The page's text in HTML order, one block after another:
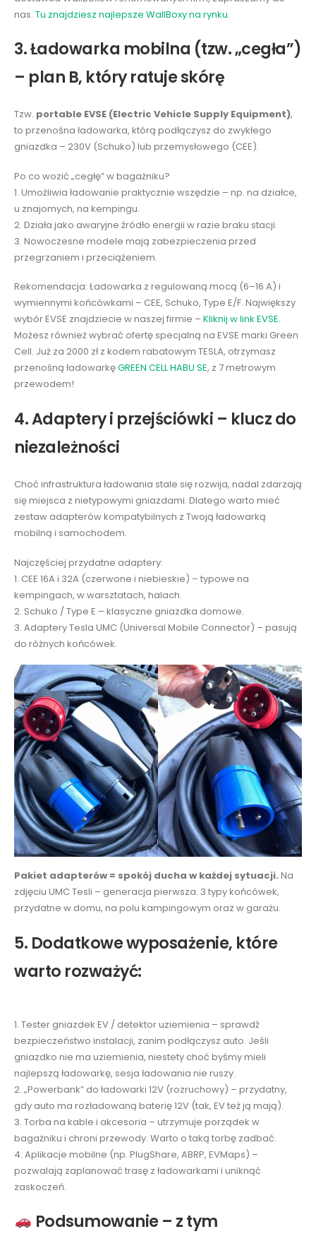
nas. Tu znajdziesz najlepsze WallBoxy na rynku.
3. Ładowarka mobilna (tzw. „cegła”)
– plan B, który ratuje skórę
Tzw. portable EVSE (Electric Vehicle Supply Equipment),
to przenośna ładowarka, którą podłączysz do zwykłego
gniazdka – 230V (Schuko) lub przemysłowego (CEE).
Po co wozić „cegłę” w bagażniku?
1. Umożliwia ładowanie praktycznie wszędzie – np. na działce,
u znajomych, na kempingu.
2. Działa jako awaryjne źródło energii w razie braku stacji.
3. Nowoczesne modele mają zabezpieczenia przed
przegrzaniem i przeciążeniem.
Rekomendacja: Ładowarka z regulowaną mocą (6–16 A) i
wymiennymi końcówkami – CEE, Schuko, Type E/F. Największy
wybór EVSE znajdziecie w naszej firmie – Kliknij w link EVSE.
Możesz również wybrać ofertę specjalną na EVSE marki Green
Cell. Już za 2000 zł z kodem rabatowym TESLA, otrzymasz
przenośną ładowarkęGREEN CELL HABU SE, z 7 metrowym
przewodem!
4. Adaptery i przejściówki – klucz do
niezależności
Choć infrastruktura ładowania stale się rozwija, nadal zdarzają
się miejsca z nietypowymi gniazdami. Dlatego warto mieć
zestaw adapterów kompatybilnych z Twoją ładowarką
mobilną i samochodem.
Najczęściej przydatne adaptery:
1. CEE 16A i 32A (czerwone i niebieskie) – typowe na
kempingach, w warsztatach, halach.
2. Schuko / Type E – klasyczne gniazdka domowe.
3. Adaptery Tesla UMC (Universal Mobile Connector) – pasują
do różnych końcówek.
Pakiet adapterów = spokój ducha w każdej sytuacji. Na
zdjęciu UMC Tesli – generacja pierwsza. 3 typy końcówek,
przydatne w domu, na polu kampingowym oraz w garażu.
5. Dodatkowe wyposażenie, które
warto rozważyć:
1. Tester gniazdek EV / detektor uziemienia – sprawdź
bezpieczeństwo instalacji, zanim podłączysz auto. Jeśli
gniazdko nie ma uziemienia, niestety choć byśmy mieli
najlepszą ładowarkę, sesja ładowania nie ruszy.
2. „Powerbank” do ładowarki 12V (rozruchowy) – przydatny,
gdy auto ma rozładowaną baterię 12V (tak, EV też ją mają).
3. Torba na kable i akcesoria – utrzymuje porządek w
bagażniku i chroni przewody. Warto o taką torbę zadbać.
4. Aplikacje mobilne (np. PlugShare, ABRP, EVMaps) –
pozwalają zaplanować trasę z ładowarkami i uniknąć
zaskoczeń.
Podsumowanie – z tym